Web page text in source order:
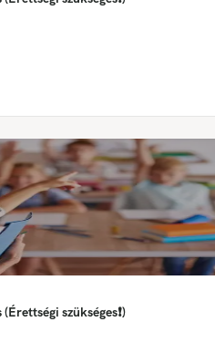
szükséges❗)